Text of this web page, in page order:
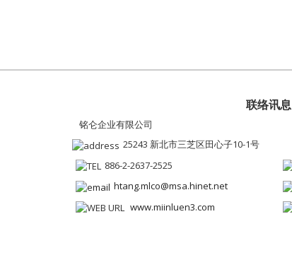
联络讯息
铭仑企业有限公司
25243 新北市三芝区田心子10-1号
886-2-2637-2525
htang.mlco@msa.hinet.net
www.miinluen3.com